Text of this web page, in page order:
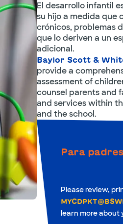
El desarrollo infantil
su hijo a medida que
crónicos, problemas
que lo deriven a un
adicional.
Baylor Scott &
provide a
assessment of
counsel parents and
and services within
and the school.
Para padres
Please review,
learn more about